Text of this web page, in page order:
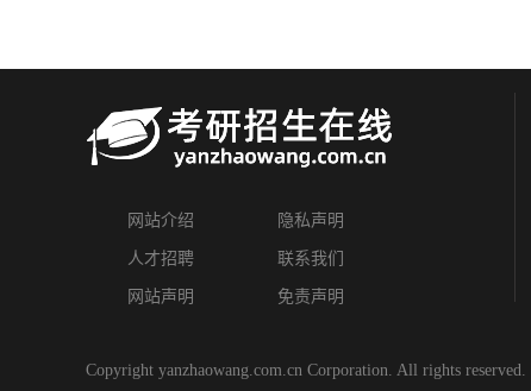
网站介绍 隐私声明
人才招聘 联系我们
网站声明 免责声明
Copyright yanzhaowang.com.cn Corporation. All rights reserved.